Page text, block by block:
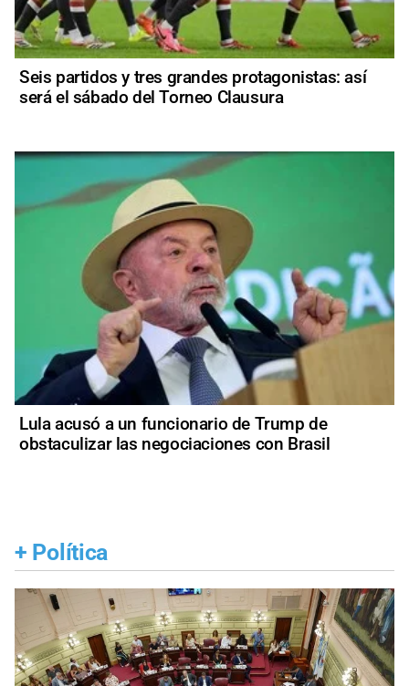
Seis partidos y tres grandes protagonistas: así
será el sábado del Torneo Clausura
Lula acusó a un funcionario de Trump de
obstaculizar las negociaciones con Brasil
+ Política